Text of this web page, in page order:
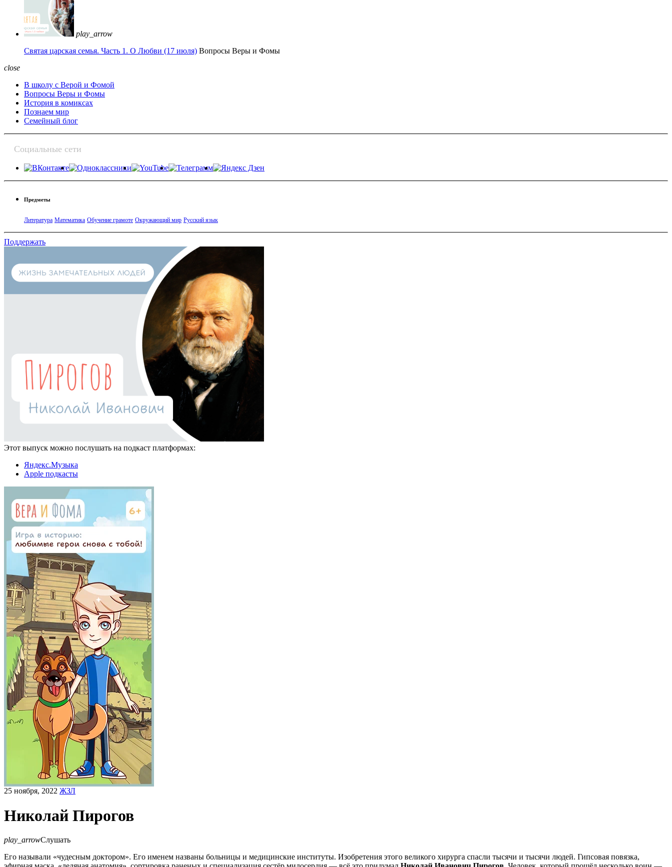
play_arrow
Святая царская семья. Часть 1. О Любви (17 июля) Вопросы Веры и Фомы
close
В школу с Верой и Фомой
Вопросы Веры и Фомы
История в комиксах
Познаем мир
Семейный блог
Социальные сети
Предметы
Литература Математика Обучение грамоте Окружающий мир Русский язык
Поддержать
Этот выпуск можно послушать на подкаст платформах:
Яндекс.Музыка
Apple подкасты
25 ноября, 2022 ЖЗЛ
Николай Пирогов
play_arrowСлушать
Его называли «чудесным доктором». Его именем названы больницы и медицинские институты. Изобретения этого великого хирурга спасли тысячи и тысячи людей. Гипсовая повязка,